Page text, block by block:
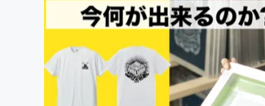
アート・写真
テクノロジー・ガジェット
映像・映画